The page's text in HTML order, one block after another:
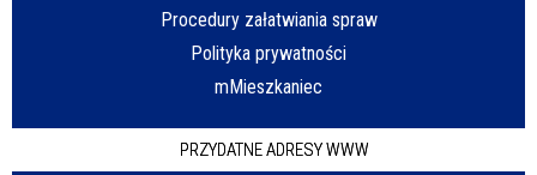
Procedury załatwiania spraw
Polityka prywatności
mMieszkaniec
PRZYDATNE ADRESY WWW